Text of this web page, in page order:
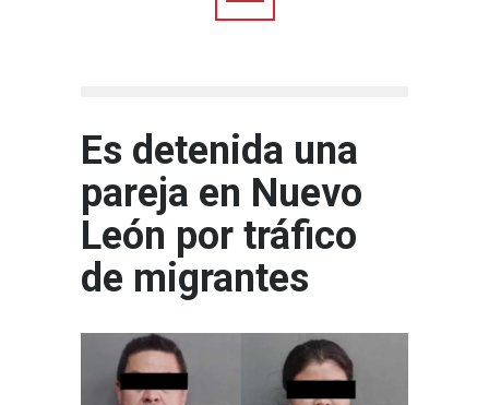
Es detenida una
pareja en Nuevo
León por tráfico
de migrantes